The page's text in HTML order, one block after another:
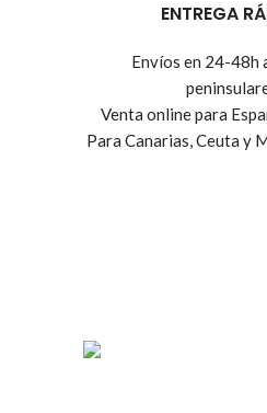
ENTREGA
Envíos en 24-48h
Venta online para
Para Canarias, Ceuta y